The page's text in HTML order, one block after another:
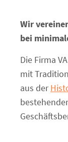
Wir
bei
Die Firma
mit
aus der